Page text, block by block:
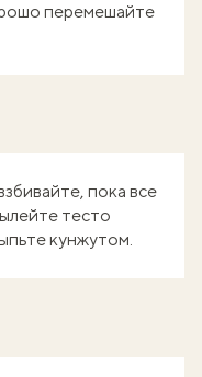
перемешайте
пока все
тесто
кунжутом.